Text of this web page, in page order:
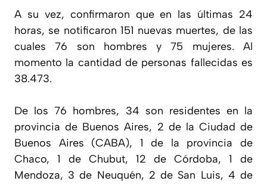
A su vez, confirmaron que en las últimas 24
horas, se notificaron 151 nuevas muertes, de las
cuales 76 son hombres y 75 mujeres. Al
momento la cantidad de personas fallecidas es
38.473.
De los 76 hombres, 34 son residentes en la
provincia de Buenos Aires, 2 de la Ciudad de
Buenos Aires (CABA), 1 de la provincia de
Chaco, 1 de Chubut, 12 de Córdoba, 1 de
Mendoza, 3 de Neuquén, 2 de San Luis, 4 de